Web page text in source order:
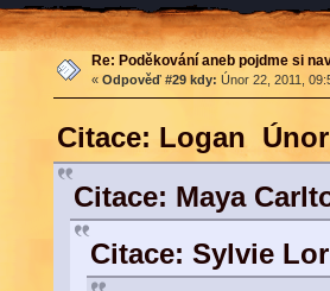
Re: Poděkování aneb pojdme si
« Odpověď #29 kdy: Únor 22, 2011,
Citace: Logan Únor
Citace: Maya
Citace: Sylvie